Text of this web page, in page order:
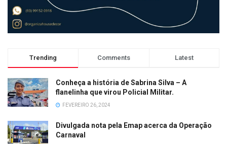
Trending Comments Latest
Conheça a história de Sabrina Silva – A
flanelinha que virou Policial Militar.
FEVEREIRO 26, 2024
Divulgada nota pela Emap acerca da Operação
Carnaval